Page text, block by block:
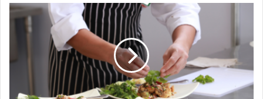
Custo-
benefício
foodservice
desafio